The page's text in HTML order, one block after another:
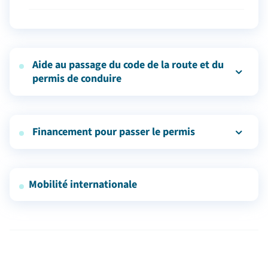
Tarification solidaire de la TAG pour les
demandeurs d'asile
Réparation d'un vélo pas cher
Aide au passage du code de la route et du
permis de conduire
Financement pour passer le permis
Mobilité internationale